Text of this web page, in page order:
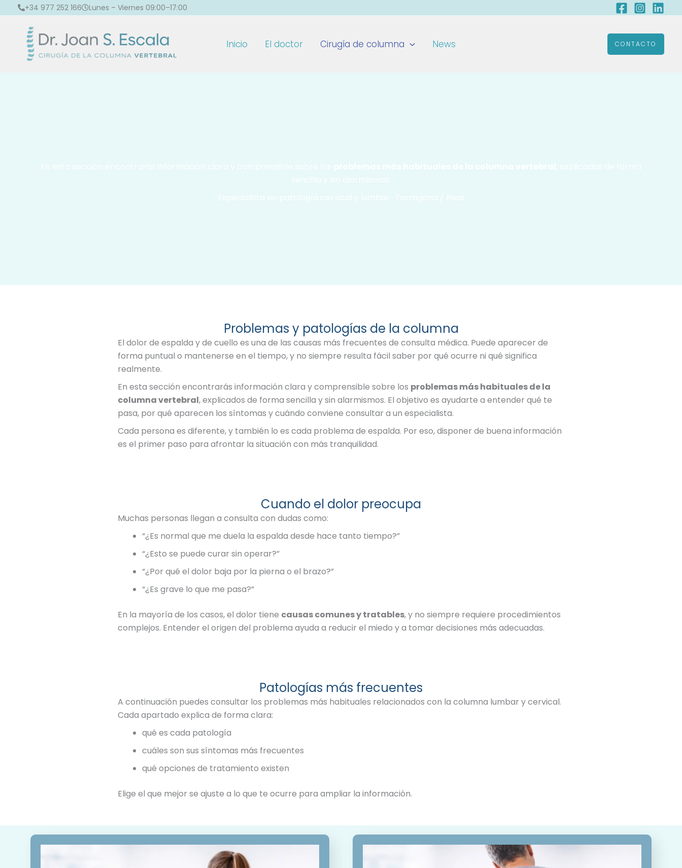
al
contenido
+34 977 252 166 Lunes – Viernes 09:00–17:00
Inicio El doctor Cirugía de columna News CONTACTO
Problemas y patologías de la columna
El dolor de espalda y de cuello es una de las causas más frecuentes de consulta médica. Puede aparecer de
forma puntual o mantenerse en el tiempo, y no siempre resulta fácil saber por qué ocurre ni qué significa
realmente.
En esta sección encontrarás información clara y comprensible sobre los problemas más habituales de la
columna vertebral, explicados de forma sencilla y sin alarmismos. El objetivo es ayudarte a entender qué te
pasa, por qué aparecen los síntomas y cuándo conviene consultar a un especialista.
Cada persona es diferente, y también lo es cada problema de espalda. Por eso, disponer de buena información
es el primer paso para afrontar la situación con más tranquilidad.
Cuando el dolor preocupa
Muchas personas llegan a consulta con dudas como:
“¿Es normal que me duela la espalda desde hace tanto tiempo?”
“¿Esto se puede curar sin operar?”
“¿Por qué el dolor baja por la pierna o el brazo?”
“¿Es grave lo que me pasa?”
En la mayoría de los casos, el dolor tiene causas comunes y tratables, y no siempre requiere procedimientos
complejos. Entender el origen del problema ayuda a reducir el miedo y a tomar decisiones más adecuadas.
Patologías más frecuentes
A continuación puedes consultar los problemas más habituales relacionados con la columna lumbar y cervical.
Cada apartado explica de forma clara:
qué es cada patología
cuáles son sus síntomas más frecuentes
qué opciones de tratamiento existen
Elige el que mejor se ajuste a lo que te ocurre para ampliar la información.